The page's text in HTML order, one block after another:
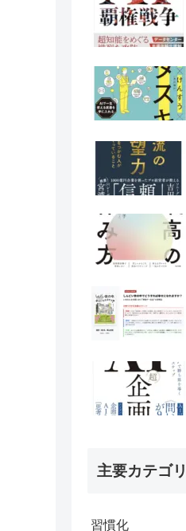
主要カテゴ
習慣化